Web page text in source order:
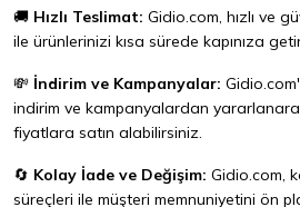
🚚 Hızlı Teslimat: Gidio.com, hızlı ve
ile ürünlerinizi kısa sürede kapınıza
💸 İndirim ve Kampanyalar:
indirim ve kampanyalardan
fiyatlara satın alabilirsiniz.
🔄 Kolay İade ve Değişim: Gidio.com,
süreçleri ile müşteri memnuniyetini ön